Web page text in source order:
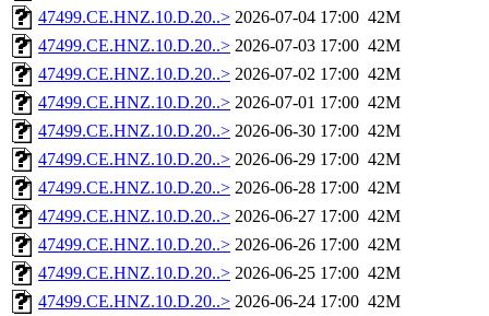
47499.CE.HNZ.10.D.20..> 2026-07-04 17:00 42M
47499.CE.HNZ.10.D.20..> 2026-07-03 17:00 42M
47499.CE.HNZ.10.D.20..> 2026-07-02 17:00 42M
47499.CE.HNZ.10.D.20..> 2026-07-01 17:00 42M
47499.CE.HNZ.10.D.20..> 2026-06-30 17:00 42M
47499.CE.HNZ.10.D.20..> 2026-06-29 17:00 42M
47499.CE.HNZ.10.D.20..> 2026-06-28 17:00 42M
47499.CE.HNZ.10.D.20..> 2026-06-27 17:00 42M
47499.CE.HNZ.10.D.20..> 2026-06-26 17:00 42M
47499.CE.HNZ.10.D.20..> 2026-06-25 17:00 42M
47499.CE.HNZ.10.D.20..> 2026-06-24 17:00 42M